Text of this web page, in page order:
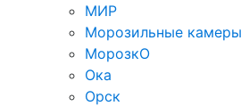
МИР
Морозильные камеры
МорозкО
Ока
Орск